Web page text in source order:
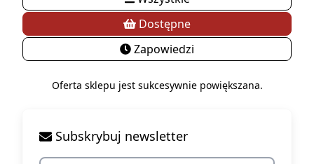
Dostępne
Zapowiedzi
Oferta sklepu jest sukcesywnie powiększana.
Subskrybuj newsletter